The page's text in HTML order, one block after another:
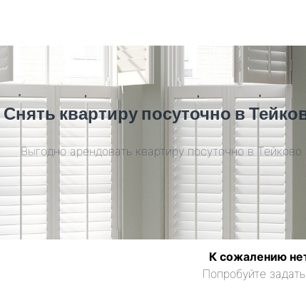
Снять квартиру посуточно в
Выгодно арендовать квартиру посуточно в Тейково
К сожалению
Попробуйте